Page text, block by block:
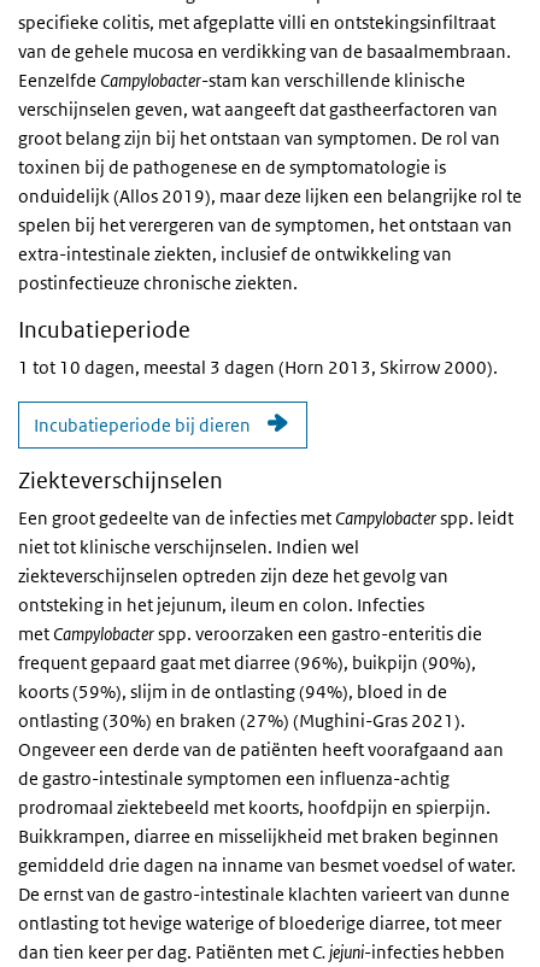
specifieke colitis, met afgeplatte villi en ontstekingsinfiltraat
van de gehele mucosa en verdikking van de basaalmembraan.
Eenzelfde Campylobacter-stam kan verschillende klinische
verschijnselen geven, wat aangeeft dat gastheerfactoren van
groot belang zijn bij het ontstaan van symptomen. De rol van
toxinen bij de pathogenese en de symptomatologie is
onduidelijk (Allos 2019), maar deze lijken een belangrijke rol te
spelen bij het verergeren van de symptomen, het ontstaan van
extra-intestinale ziekten, inclusief de ontwikkeling van
postinfectieuze chronische ziekten.
Incubatieperiode
1 tot 10 dagen, meestal 3 dagen (Horn 2013, Skirrow 2000).
Incubatieperiode bij dieren
Ziekteverschijnselen
Een groot gedeelte van de infecties met Campylobacterspp. leidt
niet tot klinische verschijnselen. Indien wel
ziekteverschijnselen optreden zijn deze het gevolg van
ontsteking in het jejunum, ileum en colon. Infecties
met Campylobacterspp. veroorzaken een gastro-enteritis die
frequent gepaard gaat met diarree (96%), buikpijn (90%),
koorts (59%), slijm in de ontlasting (94%), bloed in de
ontlasting (30%) en braken (27%) (Mughini-Gras 2021).
Ongeveer een derde van de patiënten heeft voorafgaand aan
de gastro-intestinale symptomen een influenza-achtig
prodromaal ziektebeeld met koorts, hoofdpijn en spierpijn.
Buikkrampen, diarree en misselijkheid met braken beginnen
gemiddeld drie dagen na inname van besmet voedsel of water.
De ernst van de gastro-intestinale klachten varieert van dunne
ontlasting tot hevige waterige of bloederige diarree, tot meer
dan tien keer per dag. Patiënten met C. jejuni-infecties hebben